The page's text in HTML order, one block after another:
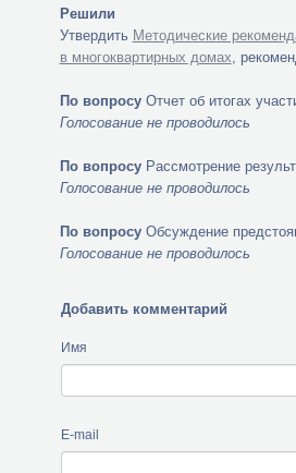
Решили
Утвердить Методические
в многоквартирных домах,
По вопросуОтчет об итогах
Голосование не проводилось
По вопросуРассмотрение
Голосование не проводилось
По вопросуОбсуждение
Голосование не проводилось
Добавить комментарий
Имя
E-mail